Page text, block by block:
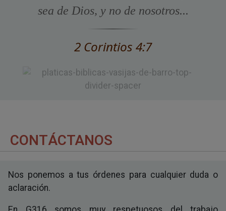
sea de Dios, y no de nosotros...
2 Corintios 4:7
CONTÁCTANOS
Nos ponemos a tus órdenes para cualquier duda o
aclaración.